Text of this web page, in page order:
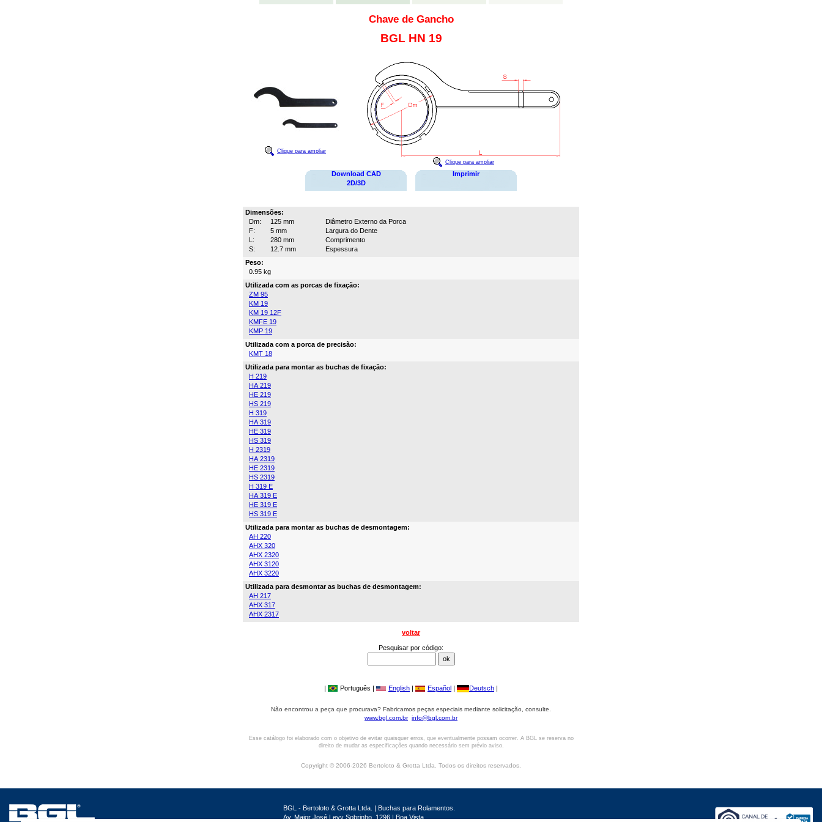
Chave de Gancho
BGL HN 19
Clique para ampliar
Clique para ampliar
Download CAD
2D/3D
Imprimir
Dimensões:
Dm:
125 mm
Diâmetro Externo da Porca
F:
5 mm
Largura do Dente
L:
280 mm
Comprimento
S:
12.7 mm
Espessura
Peso:
0.95 kg
Utilizada com as porcas de fixação:
ZM 95
KM 19
KM 19 12F
KMFE 19
KMP 19
Utilizada com a porca de precisão:
KMT 18
Utilizada para montar as buchas de fixação:
H 219
HA 219
HE 219
HS 219
H 319
HA 319
HE 319
HS 319
H 2319
HA 2319
HE 2319
HS 2319
H 319 E
HA 319 E
HE 319 E
HS 319 E
Utilizada para montar as buchas de desmontagem:
AH 220
AHX 320
AHX 2320
AHX 3120
AHX 3220
Utilizada para desmontar as buchas de desmontagem:
AH 217
AHX 317
AHX 2317
voltar
Pesquisar por código:
| Português | English | Español | Deutsch |
Não encontrou a peça que procurava? Fabricamos peças especiais mediante solicitação, consulte.
www.bgl.com.br info@bgl.com.br
Esse catálogo foi elaborado com o objetivo de evitar quaisquer erros, que eventualmente possam ocorrer. A BGL se reserva no
direito de mudar as especificações quando necessário sem prévio aviso.
Copyright © 2006-2026 Bertoloto & Grotta Ltda. Todos os direitos reservados.
BGL - Bertoloto & Grotta Ltda. | Buchas para Rolamentos.
Av. Major José Levy Sobrinho, 1296 | Boa Vista